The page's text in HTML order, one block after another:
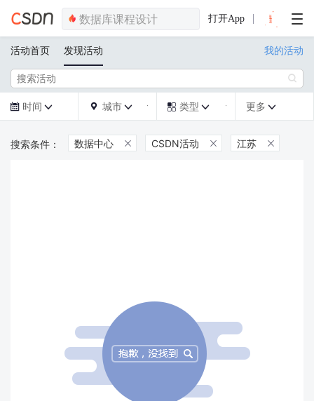
打开App
活动首页 发现活动 我的活动

 时间   城市   类型  更多 
数据中心  CSDN活动  江苏 